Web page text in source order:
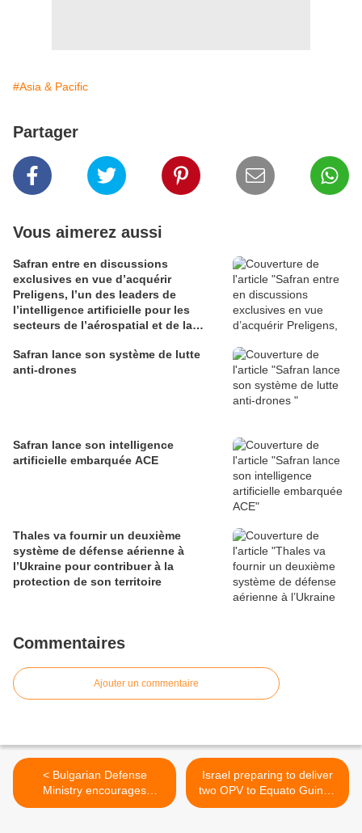
#Asia & Pacific
Partager
Vous aimerez aussi
Safran entre en discussions
exclusives en vue d’acquérir
Preligens, l’un des leaders de
l’intelligence artificielle pour les
secteurs de l’aérospatial et de la
Safran lance son système de lutte
anti-drones
Safran lance son intelligence
artificielle embarquée ACE
Thales va fournir un deuxième
système de défense aérienne à
l’Ukraine pour contribuer à la
protection de son territoire
Commentaires
Ajouter un commentaire
< Bulgarian Defense
Ministry encourages
cooperation between
Israel preparing to deliver
two OPV to Equato Guinea
Navy >